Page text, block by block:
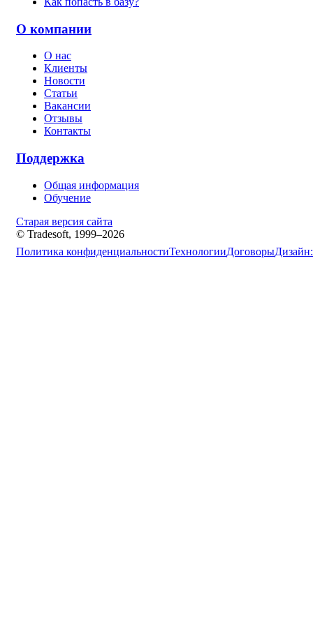
О компании
О нас
Клиенты
Новости
Статьи
Вакансии
Отзывы
Контакты
Поддержка
Общая информация
Обучение
Старая версия сайта
© Tradesoft, 1999–2026
Политика конфиденциальностиТехнологииДоговорыДизайн: